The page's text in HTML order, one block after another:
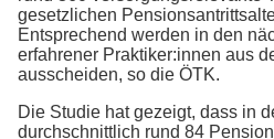
gesetzlichen
Entsprechend werden in den
erfahrener Praktiker:innen aus
ausscheiden, so die ÖTK.
Die Studie hat gezeigt, dass in
durchschnittlich rund 84